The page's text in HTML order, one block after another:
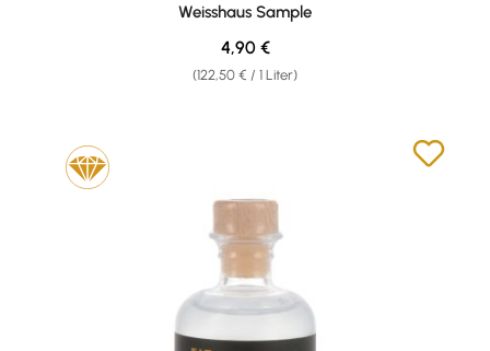
Weisshaus Sample
(122,50 € / 1 Liter)
Regulärer Preis:
4,90 €